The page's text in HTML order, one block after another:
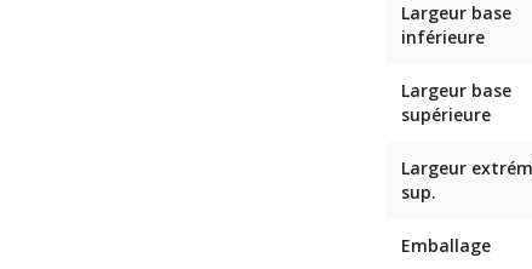
Largeur base
inférieure
Largeur base
supérieure
Largeur
sup.
Emballage